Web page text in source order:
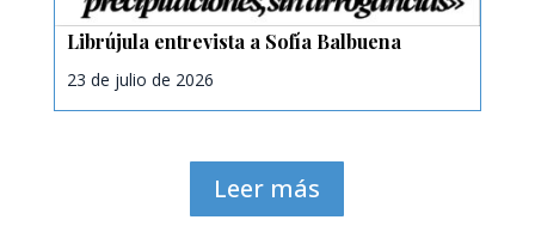
Librújula entrevista a Sofía Balbuena
23 de julio de 2026
Leer más